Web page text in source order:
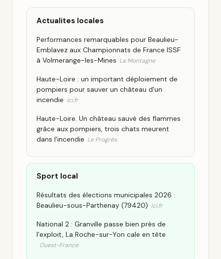
Actualites locales
Performances remarquables pour Beaulieu-
Emblavez aux Championnats de France ISSF
à Volmerange-les-Mines La Montagne
Haute-Loire : un important déploiement de
pompiers pour sauver un château d'un
incendie ici.fr
Haute-Loire. Un château sauvé des flammes
grâce aux pompiers, trois chats meurent
dans l'incendie Le Progrès
Sport local
Résultats des élections municipales 2026 :
Beaulieu-sous-Parthenay (79420) ici.fr
National 2 : Granville passe bien près de
l’exploit, La Roche-sur-Yon cale en tête
Ouest-France